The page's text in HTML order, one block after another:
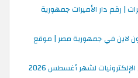
| رقم دار الأميرات جمهورية
لاين في جمهورية مصر | موقع
لشهر أغسطس 2026